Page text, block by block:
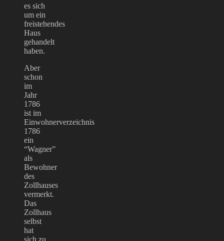
es sich
um ein
freistehendes
Haus
gehandelt
haben.
Aber
schon
im
Jahr
1786
ist im
Einwohnerverzeichnis
1786
ein
“Wagner”
als
Bewohner
des
Zollhauses
vermerkt.
Das
Zollhaus
selbst
hat
sich zu